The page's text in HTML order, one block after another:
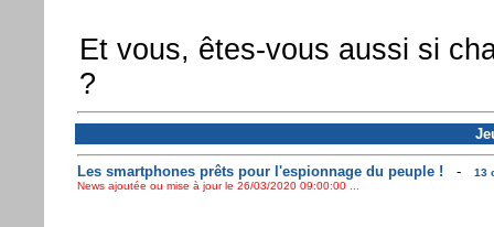
Et vous, êtes-vous aussi si
?
Les smartphones prêts pour l'espionnage du peuple ! -
13
News ajoutée ou mise à jour le 26/03/2020 09:00:00 ...